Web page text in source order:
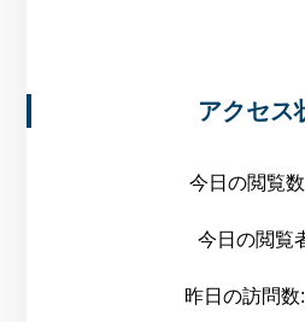
アクセス
今日の閲覧
今日の閲覧
昨日の訪問数: